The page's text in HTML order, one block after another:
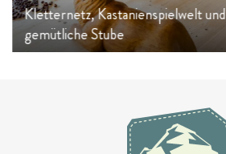
Kletternetz, Kastanienspielwelt und
gemütliche Stube